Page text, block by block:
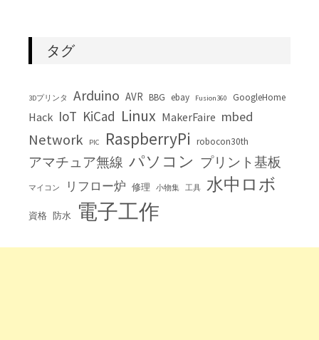
タグ
3Dプリンタ Arduino AVR BBG ebay Fusion360 GoogleHome
Hack IoT KiCad Linux MakerFaire mbed
Network PIC RaspberryPi robocon30th
アマチュア無線 パソコン プリント基板
マイコン リフロー炉 修理 小物集 工具 水中ロボ
資格 防水 電子工作